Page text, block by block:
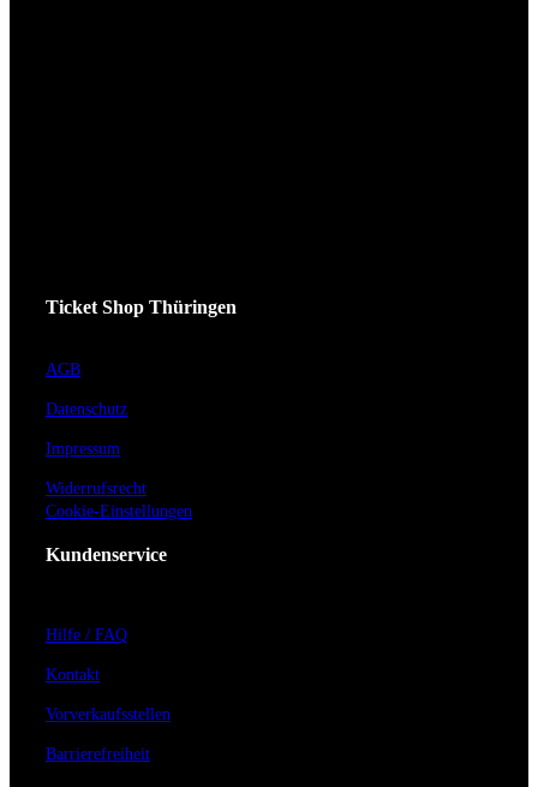
Ticket Shop Thüringen
AGB
Datenschutz
Impressum
Widerrufsrecht
Cookie-Einstellungen
Kundenservice
Hilfe / FAQ
Kontakt
Vorverkaufsstellen
Barrierefreiheit